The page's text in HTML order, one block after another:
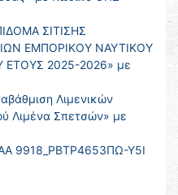
ΣΙΤΙΣΗΣ
ΕΜΠΟΡΙΚΟΥ ΝΑΥΤΙΚΟΥ
ΕΤΟΥΣ 2025-2026» με
Λιμενικών
Λιμένα Σπετσών» με
9918_ΡΒΤΡ4653ΠΩ-Υ5Ι